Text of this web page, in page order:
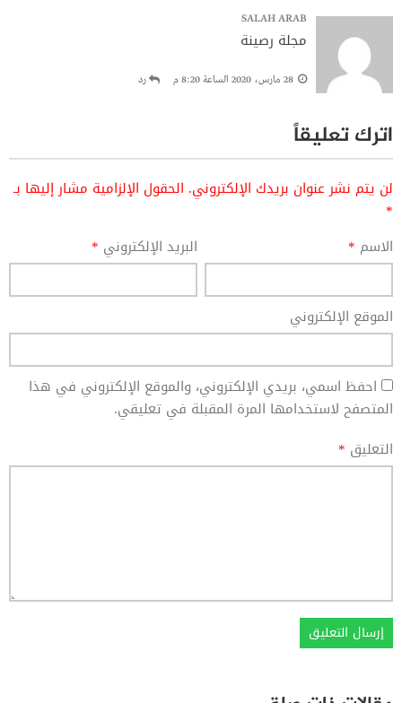
SALAH ARAB
مجلة رصينة
28 مارس، 2020 الساعة 8:20 م رد
اترك تعليقاً
لن يتم نشر عنوان بريدك الإلكتروني. الحقول الإلزامية مشار إليها بـ
*
الاسم * البريد الإلكتروني *
الموقع الإلكتروني
احفظ اسمي، بريدي الإلكتروني، والموقع الإلكتروني في هذا
المتصفح لاستخدامها المرة المقبلة في تعليقي.
التعليق *